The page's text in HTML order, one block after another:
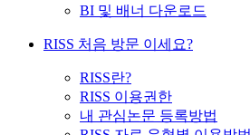
BI 및 배너 다운로드
RISS 처음 방문 이세요?
RISS란?
RISS 이용권한
내 관심논문 등록방법